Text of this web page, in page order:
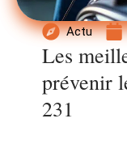
Actu
Les
prévenir
231